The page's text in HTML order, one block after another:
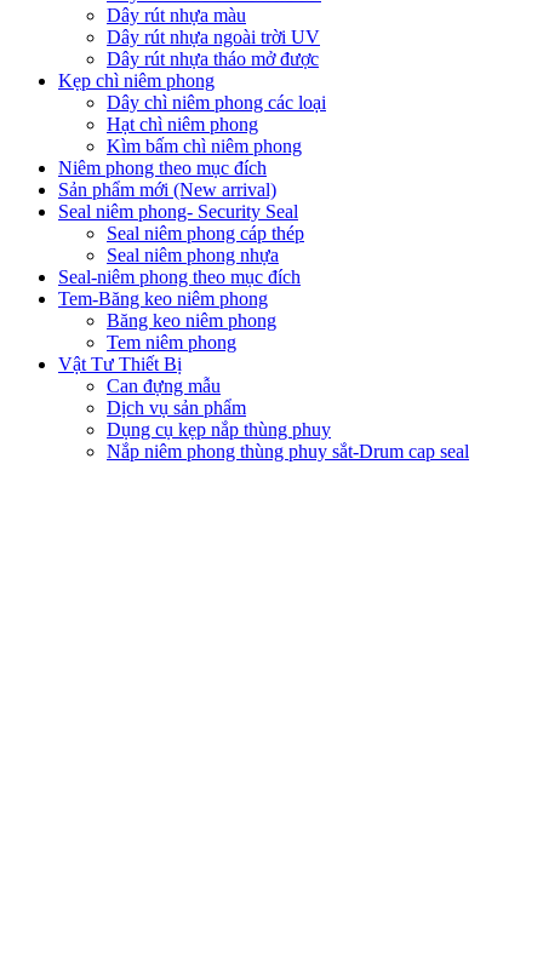
Dây rút nhựa màu
Dây rút nhựa ngoài trời UV
Dây rút nhựa tháo mở được
Kẹp chì niêm phong
Dây chì niêm phong các loại
Hạt chì niêm phong
Kìm bấm chì niêm phong
Niêm phong theo mục đích
Sản phẩm mới (New arrival)
Seal niêm phong- Security Seal
Seal niêm phong cáp thép
Seal niêm phong nhựa
Seal-niêm phong theo mục đích
Tem-Băng keo niêm phong
Băng keo niêm phong
Tem niêm phong
Vật Tư Thiết Bị
Can đựng mẫu
Dịch vụ sản phẩm
Dụng cụ kẹp nắp thùng phuy
Nắp niêm phong thùng phuy sắt-Drum cap seal